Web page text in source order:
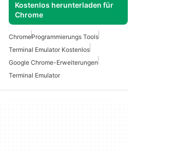
Kostenlos herunterladen für
Chrome
ChromeProgrammierungs Tools
Terminal Emulator Kostenlos
Google Chrome-Erweiterungen
Terminal Emulator